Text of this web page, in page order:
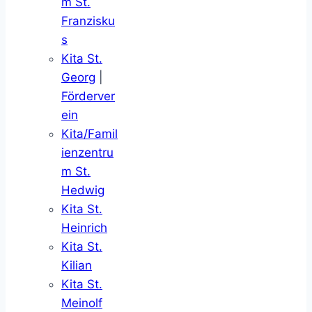
Franzisku
s
Kita St.
Georg
Förderver
ein
Kita/Famil
ienzentru
m St.
Hedwig
Kita St.
Heinrich
Kita St.
Kilian
Kita St.
Meinolf